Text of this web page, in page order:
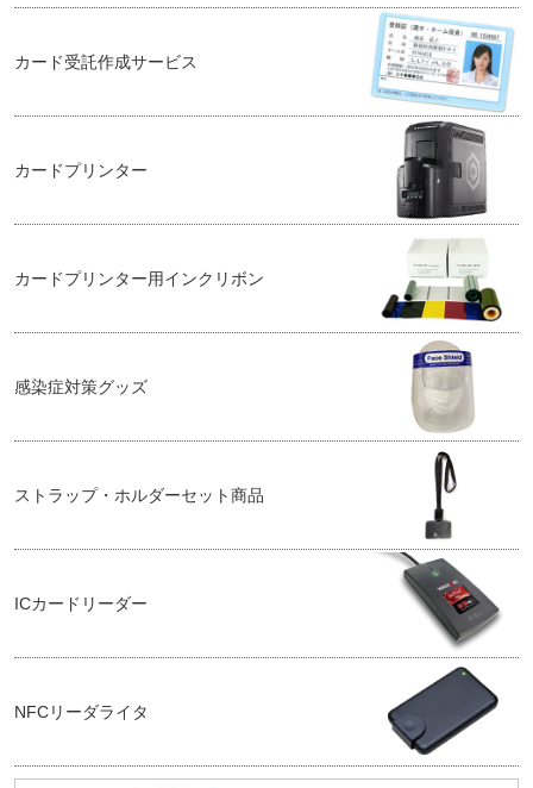
カード受託作成サービス
カードプリンター
カードプリンター用インクリボン
感染症対策グッズ
ストラップ・ホルダーセット商品
ICカードリーダー
NFCリーダライタ